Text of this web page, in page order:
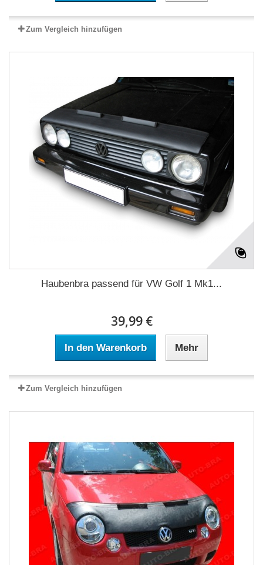
Zum Vergleich hinzufügen
Haubenbra passend für VW Golf 1 Mk1...
39,99 €
In den Warenkorb Mehr
Zum Vergleich hinzufügen